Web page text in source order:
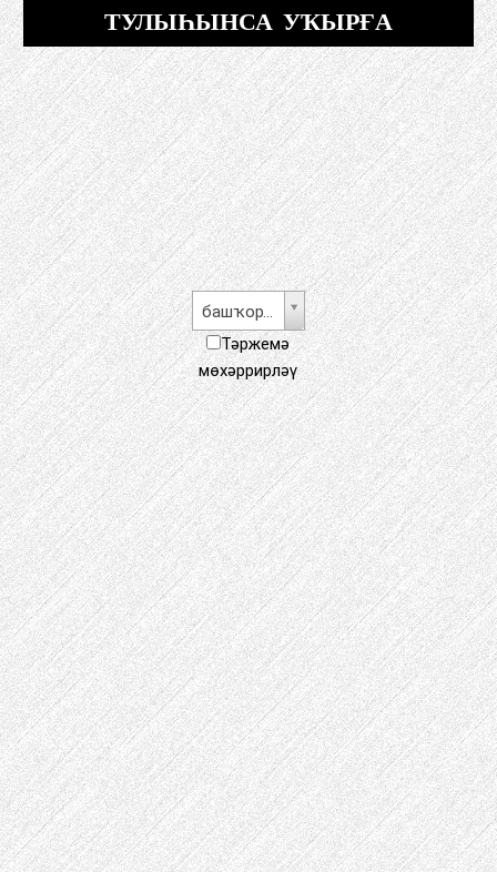
ТУЛЫҺЫНСА УҠЫРҒА
башҡорт теле
Тәржемә
мөхәррирләү